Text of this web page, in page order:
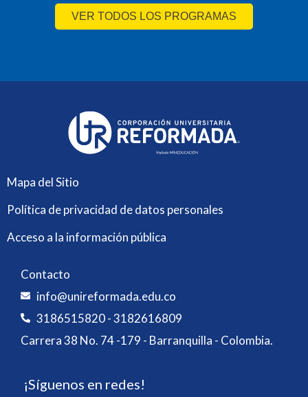
VER TODOS LOS PROGRAMAS
Mapa del Sitio
Política de privacidad de datos personales
Acceso a la información pública
Contacto
info@unireformada.edu.co
3186515820 - 3182616809
Carrera 38 No. 74 -179 - Barranquilla - Colombia.
¡Síguenos en redes!